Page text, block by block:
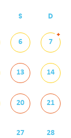
S D
6 7
+
13 14
20 21
27 28